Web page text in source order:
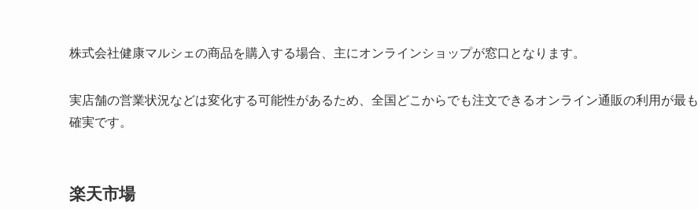
株式会社健康マルシェの商品を購入する場合、主にオンラインショップが窓口となります。
実店舗の営業状況などは変化する可能性があるため、全国どこからでも注文できるオンライン通販の利用が最も
確実です。
楽天市場